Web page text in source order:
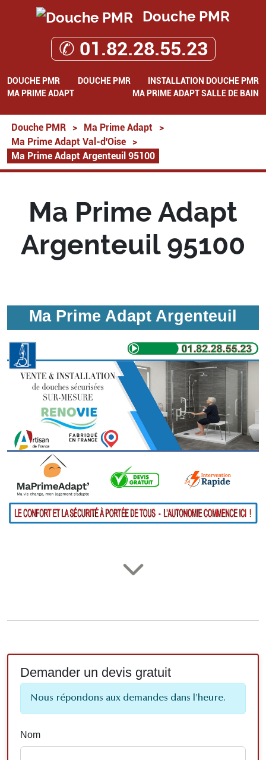
Douche PMR
✆ 01.82.28.55.23
DOUCHE PMR DOUCHE PMR
INSTALLATION DOUCHE PMR
MA PRIME ADAPT
MA PRIME ADAPT SALLE DE BAIN
Douche PMR > Ma Prime Adapt
>
Ma Prime Adapt Val-d'Oise
>
Ma Prime Adapt Argenteuil 95100
Ma Prime Adapt
Argenteuil 95100
Ma Prime Adapt Argenteuil
Demander un devis gratuit
Nous répondons aux demandes dans l'heure.
Nom